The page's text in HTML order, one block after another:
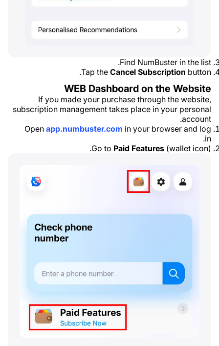
Find NumBuster in the list.
Tap the Cancel Subscription button.
WEB Dashboard on the Website
If you made your purchase through the website,
subscription management takes place in your personal
account.
Open app.numbuster.com in your browser and log
in.
Go to Paid Features (wallet icon).